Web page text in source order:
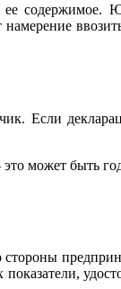
содержимое.
Если
может быть